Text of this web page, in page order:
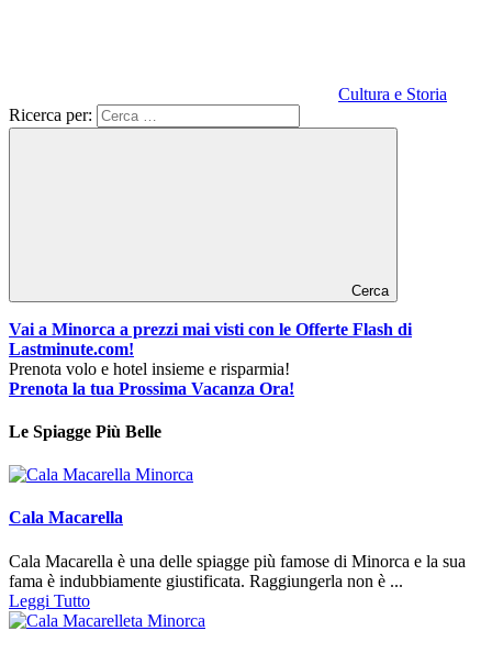
Cultura e Storia
Ricerca per:
Cerca
Vai a Minorca a prezzi mai visti con le Offerte Flash di
Lastminute.com!
Prenota volo e hotel insieme e risparmia!
Prenota la tua Prossima Vacanza Ora!
Le Spiagge Più Belle
Cala Macarella
Cala Macarella è una delle spiagge più famose di Minorca e la sua
fama è indubbiamente giustificata. Raggiungerla non è ...
Leggi Tutto